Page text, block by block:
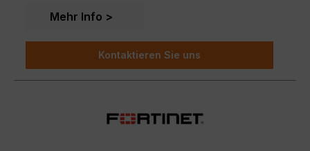
Mehr Info
Kontaktieren Sie uns